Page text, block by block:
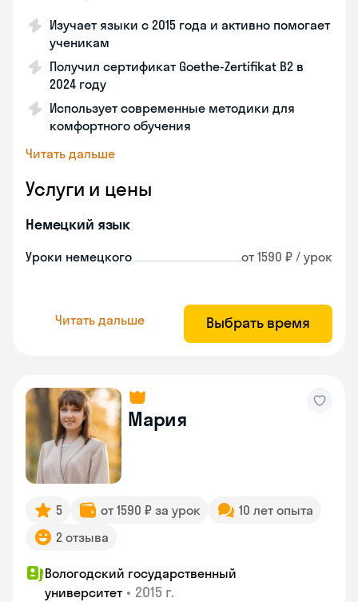
Изучает языки с 2015 года и активно помогает
ученикам
Получил сертификат Goethe-Zertifikat B2 в
2024 году
Использует современные методики для
комфортного обучения
Читать дальше
Услуги и цены
Немецкий язык
Уроки немецкого от 1590 ₽ / урок
Читать дальше Выбрать время
Мария
5 от 1590 ₽ за урок
10 лет опыта
2 отзыва
Вологодский государственный
университет • 2015 г.